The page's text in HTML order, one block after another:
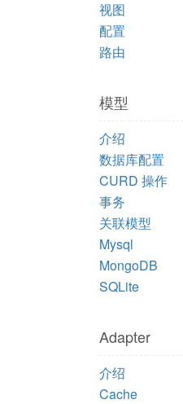
视图
配置
路由
模型
介绍
数据库配置
CURD 操作
事务
关联模型
Mysql
MongoDB
SQLite
Adapter
介绍
Cache